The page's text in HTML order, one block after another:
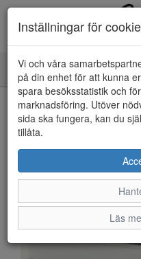
Toggle
navigation
HEM
Inställningar för
Vi och våra
på din enhet för att kunna
spara besöksstatistik och
marknadsföring. Utöver
sida ska fungera, kan du
tillåta.
Läs